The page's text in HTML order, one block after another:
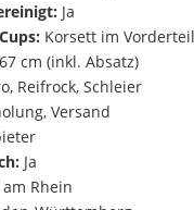
Ja
Korsett im Vorderteil
cm (inkl. Absatz)
Reifrock, Schleier
Versand
Ja
Rhein